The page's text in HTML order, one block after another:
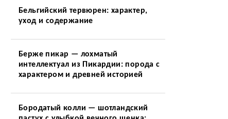
Бельгийский тервюрен: характер,
уход и содержание
Берже пикар — лохматый
интеллектуал из Пикардии: порода с
характером и древней историей
Бородатый колли — шотландский